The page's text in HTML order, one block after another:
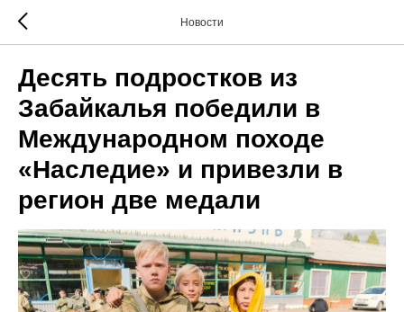
Новости
Десять подростков из
Забайкалья победили в
Международном походе
«Наследие» и привезли в
регион две медали